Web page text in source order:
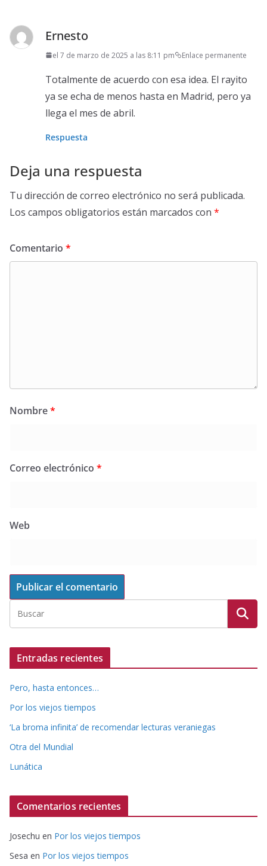
Ernesto
el 7 de marzo de 2025 a las 8:11 pm Enlace permanente
Totalmente de acuerdo con esa idea. El rayito
ya se echa de menos hasta en Madrid, pero ya
llega el mes de abril.
Respuesta
Deja una respuesta
Tu dirección de correo electrónico no será publicada.
Los campos obligatorios están marcados con *
Comentario *
Nombre*
Correo electrónico *
Web
Entradas recientes
Pero, hasta entonces…
Por los viejos tiempos
‘La broma infinita’ de recomendar lecturas veraniegas
Otra del Mundial
Lunática
Comentarios recientes
Josechu en Por los viejos tiempos
Sesa en Por los viejos tiempos